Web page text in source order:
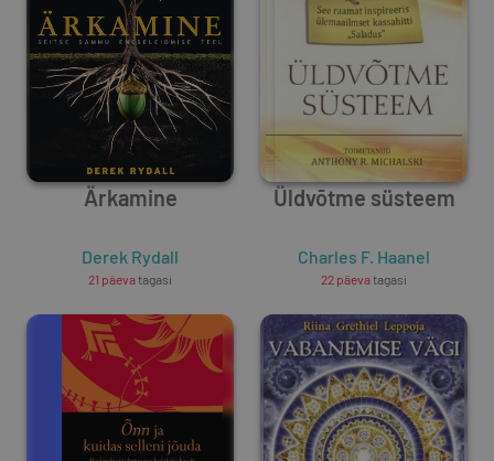
Ärkamine
Derek Rydall
21 päevatagasi
Üldvõtme süsteem
Charles F. Haanel
22 päevatagasi